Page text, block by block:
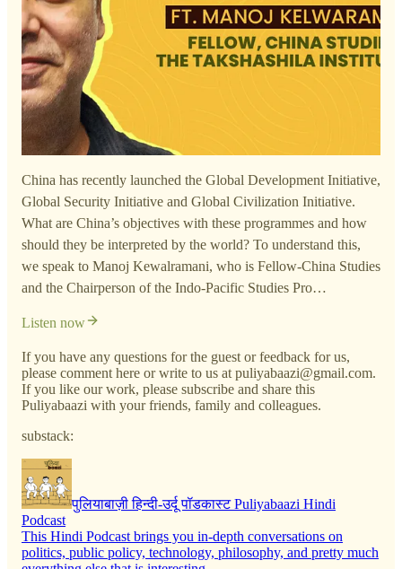
China has recently launched the Global Development Initiative,
Global Security Initiative and Global Civilization Initiative.
What are China’s objectives with these programmes and how
should they be interpreted by the world? To understand this,
we speak to Manoj Kewalramani, who is Fellow-China Studies
and the Chairperson of the Indo-Pacific Studies Pro…
Listen now
If you have any questions for the guest or feedback for us,
please comment here or write to us at puliyabaazi@gmail.com.
If you like our work, please subscribe and share this
Puliyabaazi with your friends, family and colleagues.
substack:
पुलियाबाज़ी हिन्दी-उर्दू पॉडकास्ट Puliyabaazi Hindi
Podcast
This Hindi Podcast brings you in-depth conversations on
politics, public policy, technology, philosophy, and pretty much